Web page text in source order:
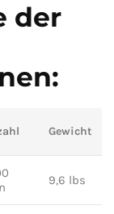
der
Gewicht
9,6 lbs